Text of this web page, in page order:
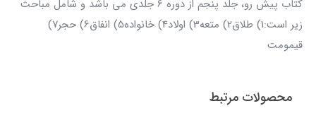
کتاب پیش رو، جلد پنجم از دوره 6 جلدی می باشد و شامل مباحث
زیر است:1) طلاق2) متعه3) اولاد4) خانواده5) انفاق6) حجر7)
قیمومت
محصولات مرتبط